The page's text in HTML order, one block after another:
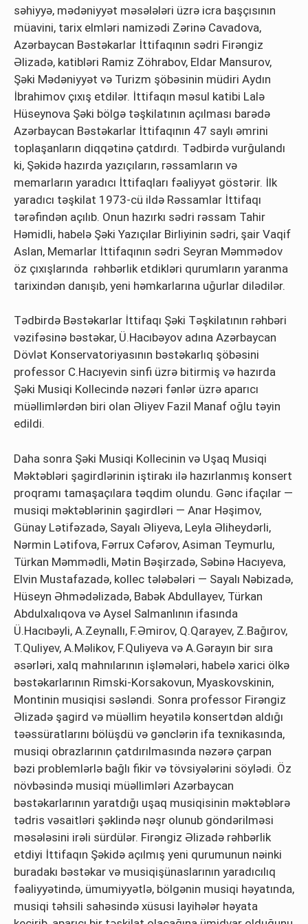
səhiyyə, mədəniyyət məsələləri üzrə icra başçısının
müavini, tarix elmləri namizədi Zərinə Cavadova,
Azərbaycan Bəstəkarlar İttifaqının sədri Firəngiz
Əlizadə, katibləri Ramiz Zöhrabov, Eldar Mansurov,
Şəki Mədəniyyət və Turizm şöbəsinin müdiri Aydın
İbrahimov çıxış etdilər. İttifaqın məsul katibi Lalə
Hüseynova Şəki bölgə təşkilatının açılması barədə
Azərbaycan Bəstəkarlar İttifaqının 47 saylı əmrini
toplaşanların diqqətinə çatdırdı. Tədbirdə vurğulandı
ki, Şəkidə hazırda yazıçıların, rəssamların və
memarların yaradıcı İttifaqları fəaliyyət göstərir. İlk
yaradıcı təşkilat 1973-cü ildə Rəssamlar İttifaqı
tərəfindən açılıb. Onun hazırkı sədri rəssam Tahir
Həmidli, habelə Şəki Yazıçılar Birliyinin sədri, şair Vaqif
Aslan, Memarlar İttifaqının sədri Seyran Məmmədov
öz çıxışlarında rəhbərlik etdikləri qurumların yaranma
tarixindən danışıb, yeni həmkarlarına uğurlar dilədilər.
Tədbirdə Bəstəkarlar İttifaqı Şəki Təşkilatının rəhbəri
vəzifəsinə bəstəkar, Ü.Hacıbəyov adına Azərbaycan
Dövlət Konservatoriyasının bəstəkarlıq şöbəsini
professor C.Hacıyevin sinfi üzrə bitirmiş və hazırda
Şəki Musiqi Kollecində nəzəri fənlər üzrə aparıcı
müəllimlərdən biri olan Əliyev Fazil Manaf oğlu təyin
edildi.
Daha sonra Şəki Musiqi Kollecinin və Uşaq Musiqi
Məktəbləri şagirdlərinin iştirakı ilə hazırlanmış konsert
proqramı tamaşaçılara təqdim olundu. Gənc ifaçılar —
musiqi məktəblərinin şagirdləri — Anar Həşimov,
Günay Lətifəzadə, Sayalı Əliyeva, Leyla Əliheydərli,
Nərmin Lətifova, Fərrux Cəfərov, Asiman Teymurlu,
Türkan Məmmədli, Mətin Bəşirzadə, Səbinə Hacıyeva,
Elvin Mustafazadə, kollec tələbələri — Sayalı Nəbizadə,
Hüseyn Əhmədəlizadə, Babək Abdullayev, Türkan
Abdulxalıqova və Aysel Salmanlının ifasında
Ü.Hacıbəyli, A.Zeynallı, F.Əmirov, Q.Qarayev, Z.Bağırov,
T.Quliyev, A.Məlikov, F.Quliyeva və A.Gərayın bir sıra
əsərləri, xalq mahnılarının işləmələri, habelə xarici ölkə
bəstəkarlarının Rimski-Korsakovun, Myaskovskinin,
Montinin musiqisi səsləndi. Sonra professor Firəngiz
Əlizadə şagird və müəllim heyətilə konsertdən aldığı
təəssüratlarını bölüşdü və gənclərin ifa texnikasında,
musiqi obrazlarının çatdırılmasında nəzərə çarpan
bəzi problemlərlə bağlı fikir və tövsiyələrini söylədi. Öz
növbəsində musiqi müəllimləri Azərbaycan
bəstəkarlarının yaratdığı uşaq musiqisinin məktəblərə
tədris vəsaitləri şəklində nəşr olunub göndərilməsi
məsələsini irəli sürdülər. Firəngiz Əlizadə rəhbərlik
etdiyi İttifaqın Şəkidə açılmış yeni qurumunun nəinki
buradakı bəstəkar və musiqişünaslarının yaradıcılıq
fəaliyyətində, ümumiyyətlə, bölgənin musiqi həyatında,
musiqi təhsili sahəsində xüsusi layihələr həyata